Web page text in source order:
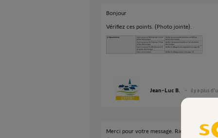
Bonjour
Vérifiez ces points. (Photo jointe).
Jean-Luc B. il y a plus
Merci pour votre message. Rien n'y fait